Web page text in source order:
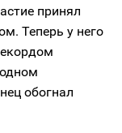
принял
Теперь у него
обогнал